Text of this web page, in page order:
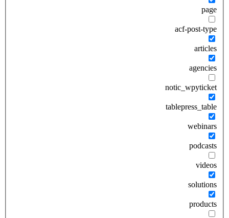
page
acf-post-type
articles
agencies
notic_wpyticket
tablepress_table
webinars
podcasts
videos
solutions
products